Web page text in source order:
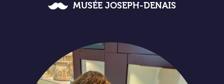
MUSÉE JOSEPH-DENAIS